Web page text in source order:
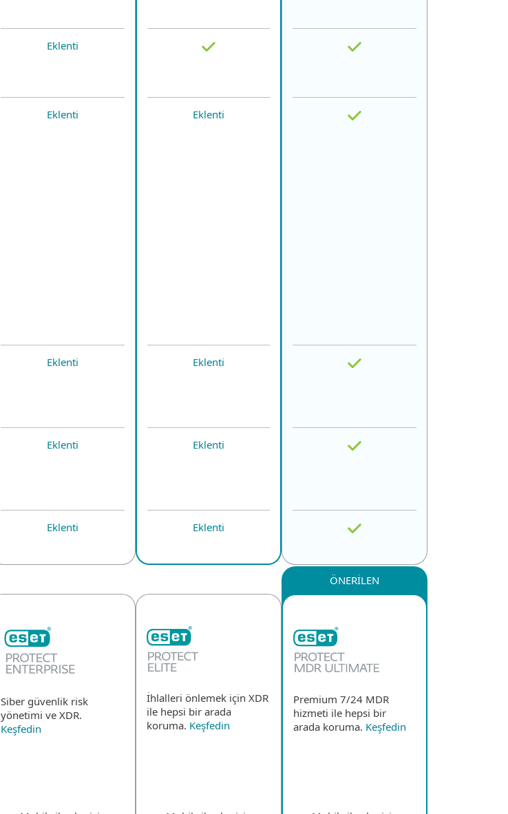
Eklenti
Eklenti Eklenti
Eklenti Eklenti
Eklenti Eklenti
Eklenti Eklenti
ÖNERİLEN
Siber güvenlik risk
yönetimi ve XDR.
Keşfedin
İhlalleri önlemek için XDR
ile hepsi bir arada
koruma. Keşfedin
Premium 7/24 MDR
hizmeti ile hepsi bir
arada koruma. Keşfedin